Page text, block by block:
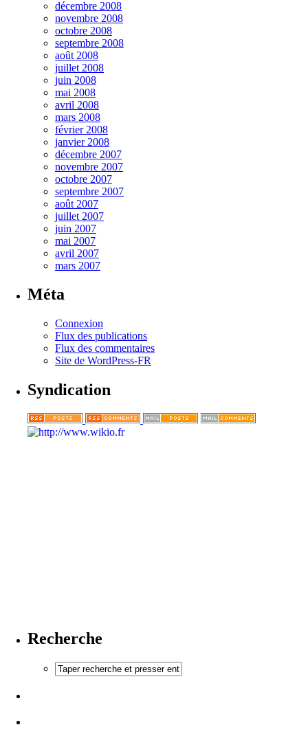
décembre 2008
novembre 2008
octobre 2008
septembre 2008
août 2008
juillet 2008
juin 2008
mai 2008
avril 2008
mars 2008
février 2008
janvier 2008
décembre 2007
novembre 2007
octobre 2007
septembre 2007
août 2007
juillet 2007
juin 2007
mai 2007
avril 2007
mars 2007
Méta
Connexion
Flux des publications
Flux des commentaires
Site de WordPress-FR
Syndication
Recherche